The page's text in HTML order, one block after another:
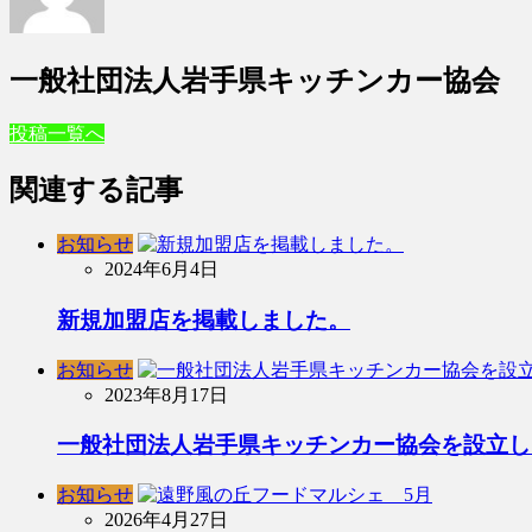
一般社団法人岩手県キッチンカー協会
投稿一覧へ
関連する記事
お知らせ
2024年6月4日
新規加盟店を掲載しました。
お知らせ
2023年8月17日
一般社団法人岩手県キッチンカー協会を設立
お知らせ
2026年4月27日